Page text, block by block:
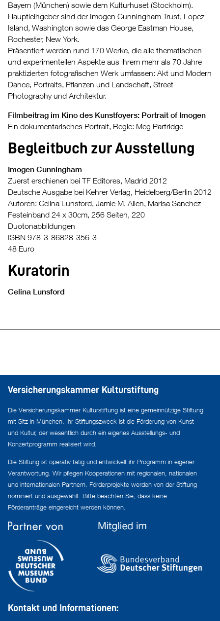
Bayern (München) sowie dem Kulturhuset (Stockholm).
Hauptleihgeber sind der Imogen Cunningham Trust, Lopez
Island, Washington sowie das George Eastman House,
Rochester, New York.
Präsentiert werden rund 170 Werke, die alle thematischen
und experimentellen Aspekte aus ihrem mehr als 70 Jahre
praktizierten fotografischen Werk umfassen: Akt und Modern
Dance, Portraits, Pflanzen und Landschaft, Street
Photography und Architektur.
Filmbeitrag im Kino des Kunstfoyers: Portrait of Imogen
Ein dokumentarisches Portrait, Regie: Meg Partridge
Begleitbuch zur Ausstellung
Imogen Cunningham
Zuerst erschienen bei TF Editores, Madrid 2012
Deutsche Ausgabe bei Kehrer Verlag, Heidelberg/Berlin 2012
Autoren: Celina Lunsford, Jamie M. Allen, Marisa Sanchez
Festeinband 24 x 30cm, 256 Seiten, 220
Duotonabbildungen
ISBN 978-3-86828-356-3
48 Euro
Kuratorin
Celina Lunsford
Versicherungskammer Kulturstiftung
Die Versicherungskammer Kulturstiftung ist eine gemeinnützige Stiftung
mit Sitz in München. Ihr Stiftungszweck ist die Förderung von Kunst
und Kultur, der wesentlich durch ein eigenes Ausstellungs- und
Konzertprogramm realisiert wird.
Die Stiftung ist operativ tätig und entwickelt ihr Programm in eigener
Verantwortung. Wir pflegen Kooperationen mit regionalen, nationalen
und internationalen Partnern. Förderprojekte werden von der Stiftung
nominiert und ausgewählt. Bitte beachten Sie, dass keine
Förderanträge eingereicht werden können.
Kontakt und Informationen: